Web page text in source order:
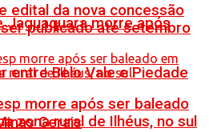
Jaguaquara morre após
entre Belo Vale e Piedade
Gerais
edital da nova concessão
publicado até setembro
morre após ser baleado
zona rural de Ilhéus, no sul